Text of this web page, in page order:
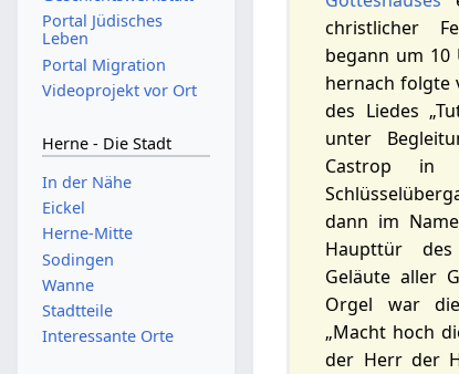
christlicher
begann um 10
hernach folgte
des Liedes
unter
Castrop in
dann im
Haupttür
Geläute aller
Orgel war
„Macht hoch
der Herr der
Portal Jüdisches
Leben
Portal Migration
Videoprojekt vor Ort
Herne - Die Stadt
In der Nähe
Eickel
Herne-Mitte
Sodingen
Wanne
Stadtteile
Interessante Orte